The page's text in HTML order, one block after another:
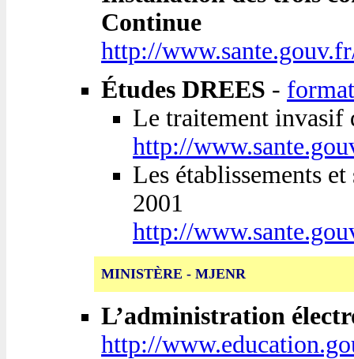
Continue
http://
Études DREES -
Le traitement invasif
http://
Les établissements
2001
http://
MINISTÈRE - MJENR
L’administration
http://